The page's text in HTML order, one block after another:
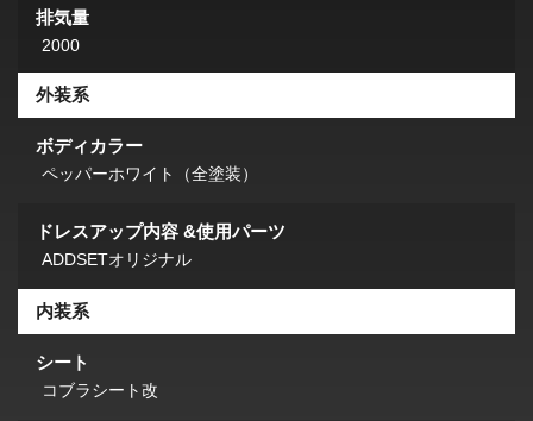
排気量
2000
外装系
ボディカラー
ペッパーホワイト（全塗装）
ドレスアップ内容 &使用パーツ
ADDSETオリジナル
内装系
シート
コブラシート改